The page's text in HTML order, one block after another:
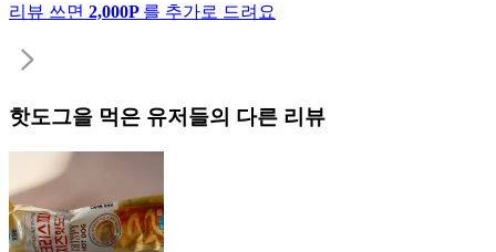
리뷰 쓰면 2,000P 를 추가로 드려요
핫도그을 먹은 유저들의 다른 리뷰